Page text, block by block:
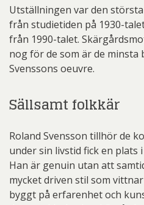
Utställningen var den
från studietiden på 1930-
från 1990-talet.
nog för de som är de minsta
Svenssons oeuvre.
Sällsamt folkkär
Roland Svensson tillhör de
under sin livstid fick en plats
Han är genuin utan att
mycket driven stil som
byggt på erfarenhet och